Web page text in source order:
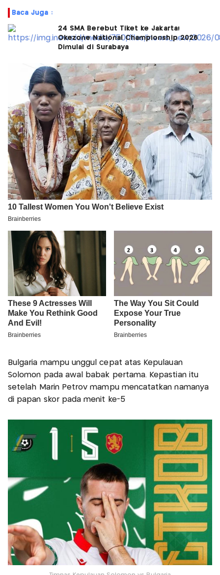
Baca Juga :
24 SMA Berebut Tiket ke Jakarta!
Okezone National Championship 2026
Dimulai di Surabaya
Bulgaria mampu unggul cepat atas Kepulauan
Solomon pada awal babak pertama. Kepastian itu
setelah Marin Petrov mampu mencatatkan namanya
di papan skor pada menit ke-5